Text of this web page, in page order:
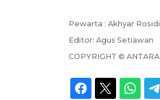
Pewarta : Akhyar Rosidi
Editor: Agus Setiawan
COPYRIGHT © ANTARA